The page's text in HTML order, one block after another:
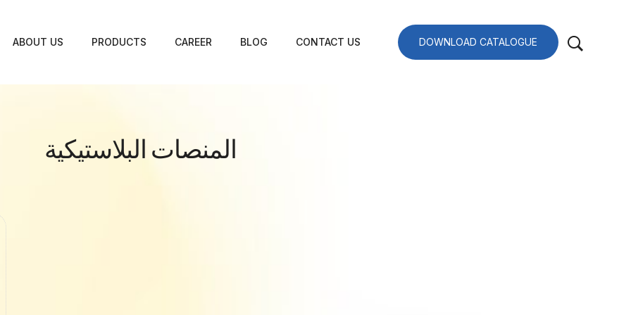
ABOUT US PRODUCTS CAREER BLOG CONTACT US DOWNLOAD CATALOGUE
المنصات البلاستيكية